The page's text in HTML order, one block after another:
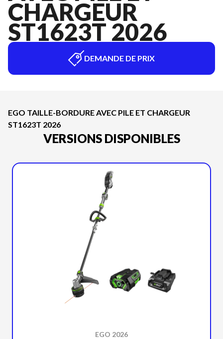
CHARGEUR
ST1623T 2026
DEMANDE DE PRIX
EGO TAILLE-BORDURE AVEC PILE ET CHARGEUR
ST1623T 2026
VERSIONS DISPONIBLES
EGO 2026